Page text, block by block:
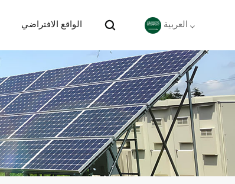
الواقع الافتراضي العربية
English
Deutsch
español
português